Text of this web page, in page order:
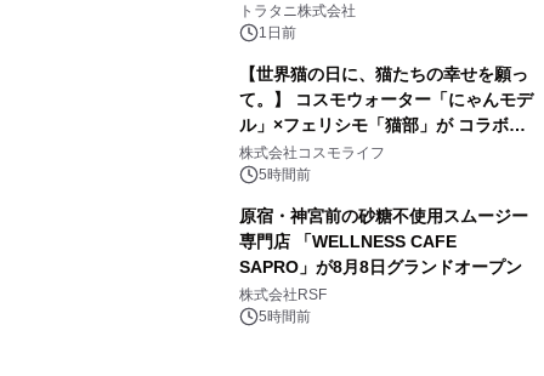
トラタニ株式会社
1日前
【世界猫の日に、猫たちの幸せを願っ
て。】 コスモウォーター「にゃんモデ
ル」×フェリシモ「猫部」が コラボキ
ャンペーンを実施
株式会社コスモライフ
5時間前
原宿・神宮前の砂糖不使用スムージー
専門店 「WELLNESS CAFE
SAPRO」が8月8日グランドオープン
株式会社RSF
5時間前